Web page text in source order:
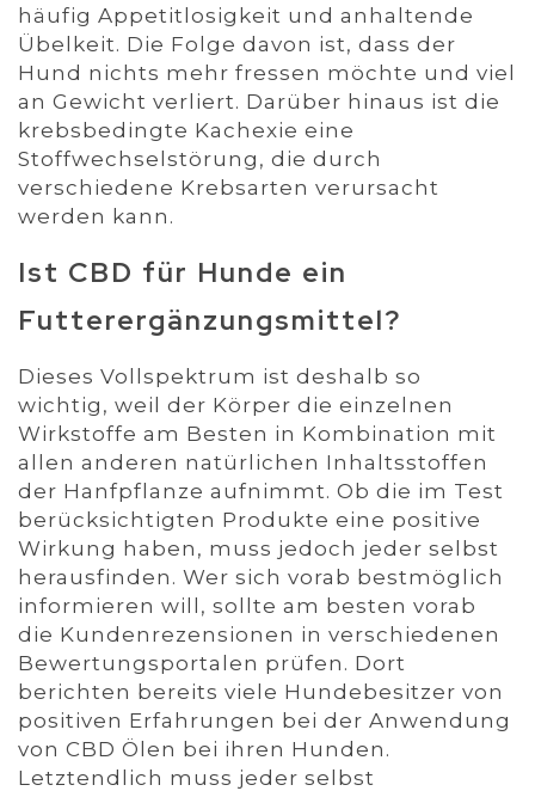
häufig Appetitlosigkeit und anhaltende
Übelkeit. Die Folge davon ist, dass der
Hund nichts mehr fressen möchte und viel
an Gewicht verliert. Darüber hinaus ist die
krebsbedingte Kachexie eine
Stoffwechselstörung, die durch
verschiedene Krebsarten verursacht
werden kann.
Ist CBD für Hunde ein
Futterergänzungsmittel?
Dieses Vollspektrum ist deshalb so
wichtig, weil der Körper die einzelnen
Wirkstoffe am Besten in Kombination mit
allen anderen natürlichen Inhaltsstoffen
der Hanfpflanze aufnimmt. Ob die im Test
berücksichtigten Produkte eine positive
Wirkung haben, muss jedoch jeder selbst
herausfinden. Wer sich vorab bestmöglich
informieren will, sollte am besten vorab
die Kundenrezensionen in verschiedenen
Bewertungsportalen prüfen. Dort
berichten bereits viele Hundebesitzer von
positiven Erfahrungen bei der Anwendung
von CBD Ölen bei ihren Hunden.
Letztendlich muss jeder selbst